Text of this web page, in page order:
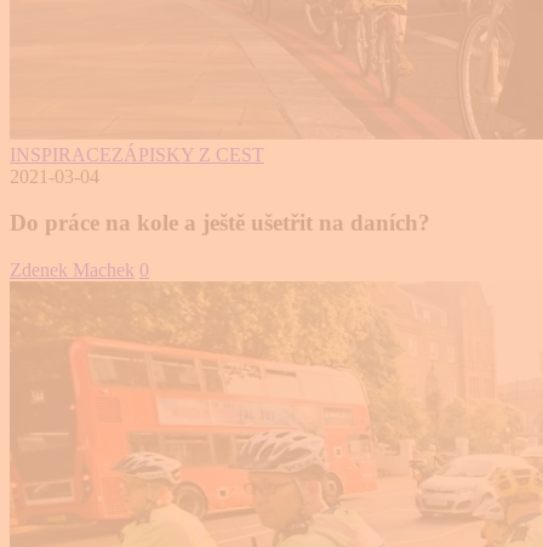
INSPIRACEZÁPISKY Z CEST
2021-03-04
Do práce na kole a ještě ušetřit na daních?
Zdenek Machek 0